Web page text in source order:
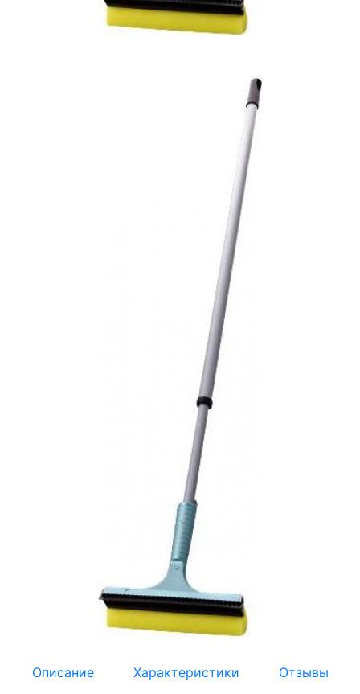
Описание Характеристики
Отзывы